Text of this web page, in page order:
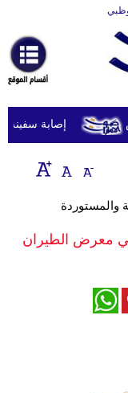
أخبارعاجلة
رياضة
ثقافة
إقتصاد
أزياء
إصابة سفينة
والمستوردة
معرض الطيران